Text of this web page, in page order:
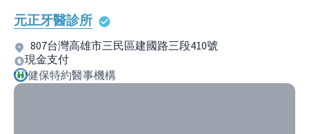
元正牙醫診所
807台灣高雄市三民區建國路三段410號
現金支付
健保特約醫事機構